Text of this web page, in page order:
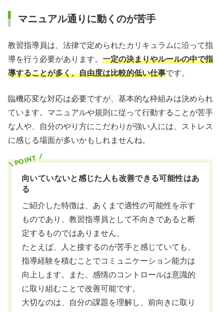
マニュアル通りに動くのが苦手
教習指導員は、法律で定められたカリキュラムに沿って指
導を行う必要があります。 一定の決まりやルールの中で指
導することが多く、自由度は比較的低い仕事です。
臨機応変な対応は必要ですが、基本的な枠組みは決められ
ています。マニュアルや規則に従って行動することが苦手
な人や、自分のやり方にこだわりが強い人には、ストレス
に感じる場面が多いかもしれませんね。
向いていないと感じた人も改善できる可能性はあ
る
ご紹介した特徴は、あくまで適性の可能性を示す
ものであり、教習指導員として不向きであると断
定するものではありません。
たとえば、人と接するのが苦手と感じていても、
指導経験を積むことでコミュニケーション能力は
向上します。また、感情のコントロールは意識的
に取り組むことで改善可能です。
大切なのは、自分の課題を理解し、前向きに取り